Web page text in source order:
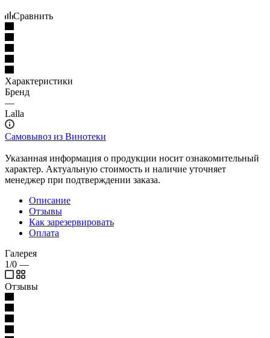
Сравнить
Характеристики
Бренд
—
Lalla
Самовывоз из Винотеки
Указанная информация о продукции носит ознакомительный
характер. Актуальную стоимость и наличие уточняет
менеджер при подтверждении заказа.
Описание
Отзывы
Как зарезервировать
Оплата
Галерея
1/0 —
Отзывы